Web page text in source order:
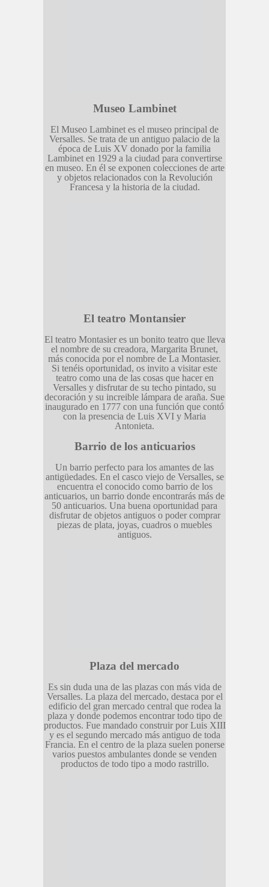
Museo Lambinet
El Museo Lambinet es el museo principal de
Versalles. Se trata de un antiguo palacio de la
época de Luis XV donado por la familia
Lambinet en 1929 a la ciudad para convertirse
en museo. En él se exponen colecciones de arte
y objetos relacionados con la Revolución
Francesa y la historia de la ciudad.
El teatro Montansier
El teatro Montasier es un bonito teatro que lleva
el nombre de su creadora, Margarita Brunet,
más conocida por el nombre de La Montasier.
Si tenéis oportunidad, os invito a visitar este
teatro como una de las cosas que hacer en
Versalles y disfrutar de su techo pintado, su
decoración y su increible lámpara de araña. Sue
inaugurado en 1777 con una función que contó
con la presencia de Luis XVI y Maria
Antonieta.
Barrio de los anticuarios
Un barrio perfecto para los amantes de las
antigüedades. En el casco viejo de Versalles, se
encuentra el conocido como barrio de los
anticuarios, un barrio donde encontrarás más de
50 anticuarios. Una buena oportunidad para
disfrutar de objetos antiguos o poder comprar
piezas de plata, joyas, cuadros o muebles
antiguos.
Plaza del mercado
Es sin duda una de las plazas con más vida de
Versalles. La plaza del mercado, destaca por el
edificio del gran mercado central que rodea la
plaza y donde podemos encontrar todo tipo de
productos. Fue mandado construir por Luis XIII
y es el segundo mercado más antiguo de toda
Francia. En el centro de la plaza suelen ponerse
varios puestos ambulantes donde se venden
productos de todo tipo a modo rastrillo.